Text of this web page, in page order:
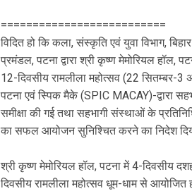
==========================
विदित हो कि कला, संस्कृति एवं युवा विभाग,
प्रमंडल, पटना द्वारा श्री कृष्ण मेमोरियल हॉल,
12-दिवसीय रामलीला महोत्सव (22 सितम्बर-
पटना एवं स्पिक मैके (SPIC MACAY)-द्वारा
समीक्षा की गई तथा सहभागी संस्थाओं के
का सफल आयोजन सुनिश्चित करने का निदेश
श्री कृष्ण मेमोरियल हॉल, पटना में 4-दिवसीय
दिवसीय रामलीला महोत्सव धूम-धाम से